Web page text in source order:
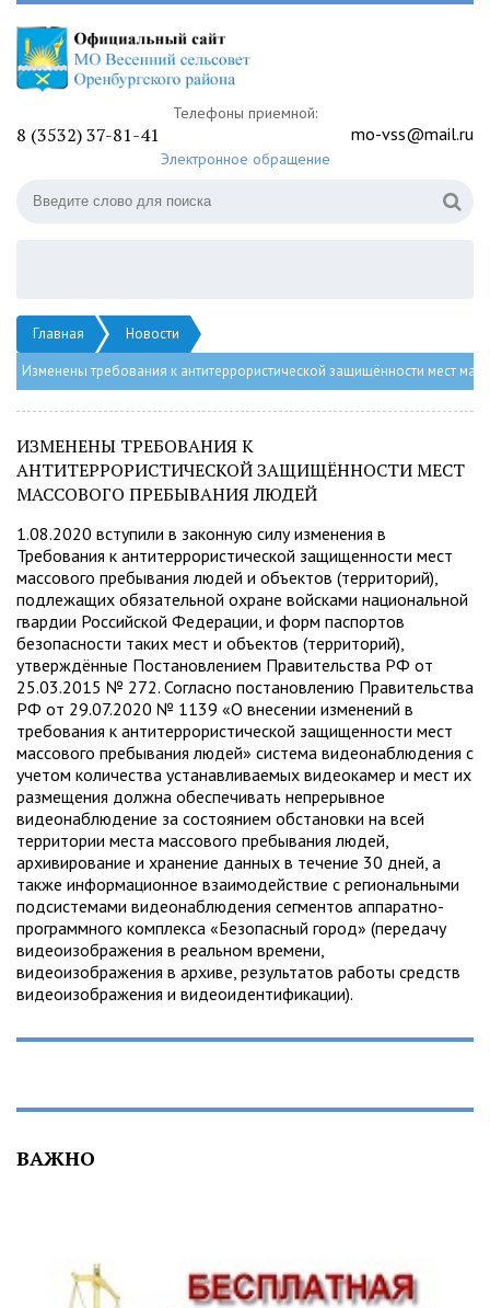
Телефоны приемной:
8 (3532) 37-81-41 mo-vss@mail.ru
Электронное обращение
Главная
Новости
Изменены требования к антитеррористической защищённости мест
ИЗМЕНЕНЫ ТРЕБОВАНИЯ К
АНТИТЕРРОРИСТИЧЕСКОЙ ЗАЩИЩЁННОСТИ МЕСТ
МАССОВОГО ПРЕБЫВАНИЯ ЛЮДЕЙ
1.08.2020 вступили в законную силу изменения в
Требования к антитеррористической защищенности мест
массового пребывания людей и объектов (территорий),
подлежащих обязательной охране войсками национальной
гвардии Российской Федерации, и форм паспортов
безопасности таких мест и объектов (территорий),
утверждённые Постановлением Правительства РФ от
25.03.2015 № 272. Согласно постановлению Правительства
РФ от 29.07.2020 № 1139 «О внесении изменений в
требования к антитеррористической защищенности мест
массового пребывания людей» система видеонаблюдения с
учетом количества устанавливаемых видеокамер и мест их
размещения должна обеспечивать непрерывное
видеонаблюдение за состоянием обстановки на всей
территории места массового пребывания людей,
архивирование и хранение данных в течение 30 дней, а
также информационное взаимодействие с региональными
подсистемами видеонаблюдения сегментов аппаратно-
программного комплекса «Безопасный город» (передачу
видеоизображения в реальном времени,
видеоизображения в архиве, результатов работы средств
видеоизображения и видеоидентификации).
ВАЖНО